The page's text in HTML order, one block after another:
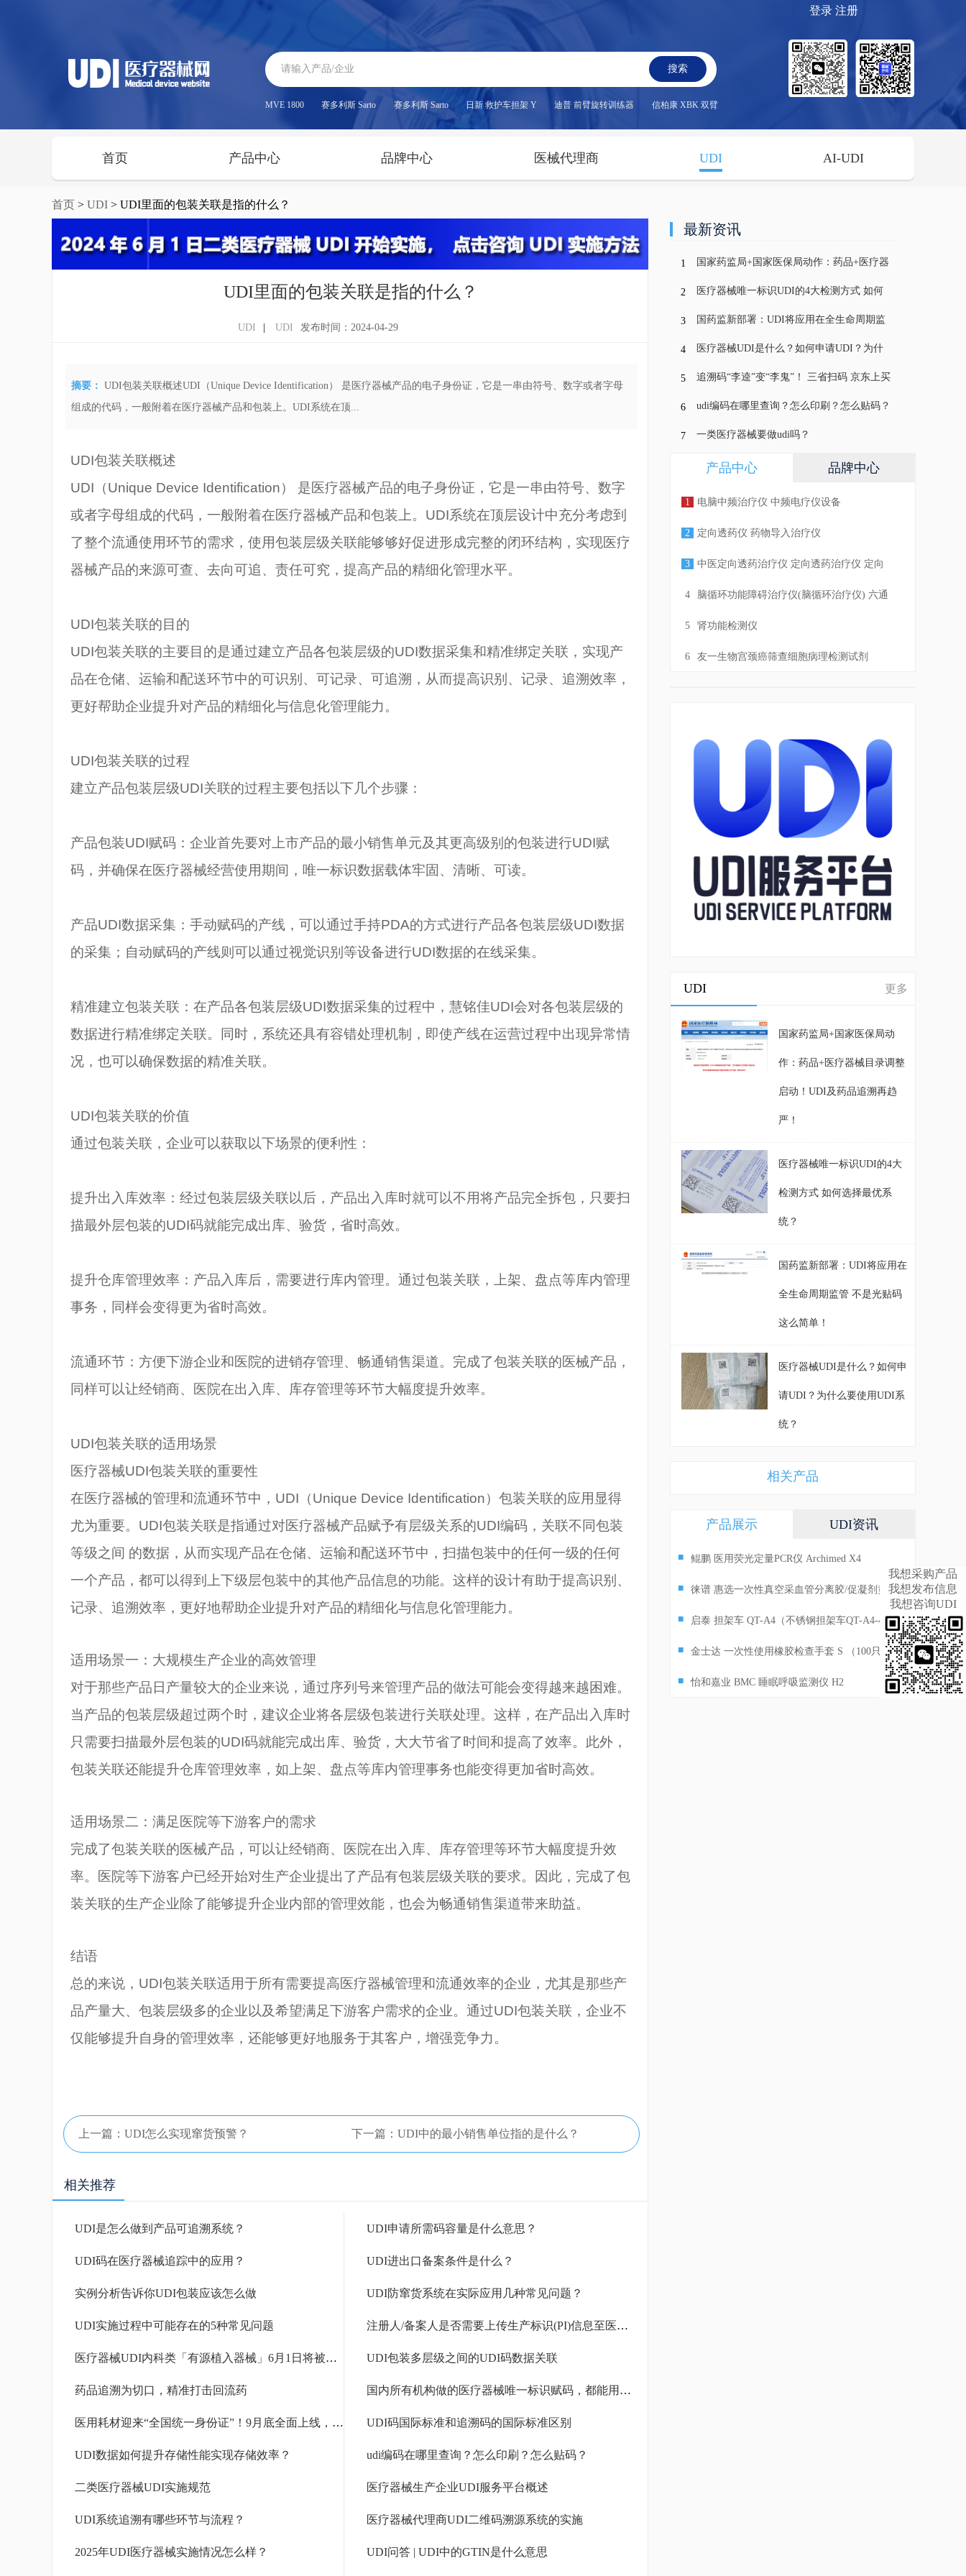
我想采购产品
我想发布信息
我想咨询UDI
登录 注册
搜索
MVE 1800 赛多利斯 Sarto 赛多利斯 Sarto 日新 救护车担架 Y 迪普 前臂旋转训练器 信柏康 XBK 双臂
首页 产品中心 品牌中心 医械代理商 UDI AI-UDI
首页 > UDI > UDI里面的包装关联是指的什么？
UDI里面的包装关联是指的什么？
UDI UDI 发布时间：2024-04-29
摘要： UDI包装关联概述UDI（Unique Device Identification） 是医疗器械产品的电子身份证，它是一串由符号、数字或者字母
组成的代码，一般附着在医疗器械产品和包装上。UDI系统在顶...
UDI包装关联概述
UDI （Unique Device Identification） 是医疗器械产品的电子身份证，它是一串由符号、数字
或者字母组成的代码，一般附着在医疗器械产品和包装上。UDI系统在顶层设计中充分考虑到
了整个流通使用环节的需求，使用包装层级关联能够够好促进形成完整的闭环结构，实现医疗
器械产品的来源可查、去向可追、责任可究，提高产品的精细化管理水平。
UDI包装关联的目的
UDI包装关联的主要目的是通过建立产品各包装层级的UDI数据采集和精准绑定关联，实现产
品在仓储、运输和配送环节中的可识别、可记录、可追溯，从而提高识别、记录、追溯效率，
更好帮助企业提升对产品的精细化与信息化管理能力。
UDI包装关联的过程
建立产品包装层级UDI关联的过程主要包括以下几个步骤：
产品包装UDI赋码：企业首先要对上市产品的最小销售单元及其更高级别的包装进行UDI赋
码，并确保在医疗器械经营使用期间，唯一标识数据载体牢固、清晰、可读。
产品UDI数据采集：手动赋码的产线，可以通过手持PDA的方式进行产品各包装层级UDI数据
的采集；自动赋码的产线则可以通过视觉识别等设备进行UDI数据的在线采集。
精准建立包装关联：在产品各包装层级UDI数据采集的过程中，慧铭佳UDI会对各包装层级的
数据进行精准绑定关联。同时，系统还具有容错处理机制，即使产线在运营过程中出现异常情
况，也可以确保数据的精准关联。
UDI包装关联的价值
通过包装关联，企业可以获取以下场景的便利性：
提升出入库效率：经过包装层级关联以后，产品出入库时就可以不用将产品完全拆包，只要扫
描最外层包装的UDI码就能完成出库、验货，省时高效。
提升仓库管理效率：产品入库后，需要进行库内管理。通过包装关联，上架、盘点等库内管理
事务，同样会变得更为省时高效。
流通环节：方便下游企业和医院的进销存管理、畅通销售渠道。完成了包装关联的医械产品，
同样可以让经销商、医院在出入库、库存管理等环节大幅度提升效率。
UDI包装关联的适用场景
医疗器械UDI包装关联的重要性
在医疗器械的管理和流通环节中，UDI（Unique Device Identification）包装关联的应用显得
尤为重要。UDI包装关联是指通过对医疗器械产品赋予有层级关系的UDI编码，关联不同包装
等级之间 的数据，从而实现产品在仓储、运输和配送环节中，扫描包装中的任何一级的任何
一个产品，都可以得到上下级层包装中的其他产品信息的功能。这样的设计有助于提高识别、
记录、追溯效率，更好地帮助企业提升对产品的精细化与信息化管理能力。
适用场景一：大规模生产企业的高效管理
对于那些产品日产量较大的企业来说，通过序列号来管理产品的做法可能会变得越来越困难。
当产品的包装层级超过两个时，建议企业将各层级包装进行关联处理。这样，在产品出入库时
只需要扫描最外层包装的UDI码就能完成出库、验货，大大节省了时间和提高了效率。此外，
包装关联还能提升仓库管理效率，如上架、盘点等库内管理事务也能变得更加省时高效。
适用场景二：满足医院等下游客户的需求
完成了包装关联的医械产品，可以让经销商、医院在出入库、库存管理等环节大幅度提升效
率。医院等下游客户已经开始对生产企业提出了产品有包装层级关联的要求。因此，完成了包
装关联的生产企业除了能够提升企业内部的管理效能，也会为畅通销售渠道带来助益。
结语
总的来说，UDI包装关联适用于所有需要提高医疗器械管理和流通效率的企业，尤其是那些产
品产量大、包装层级多的企业以及希望满足下游客户需求的企业。通过UDI包装关联，企业不
仅能够提升自身的管理效率，还能够更好地服务于其客户，增强竞争力。
上一篇：UDI怎么实现窜货预警？ 下一篇：UDI中的最小销售单位指的是什么？
相关推荐
UDI是怎么做到产品可追溯系统？
UDI码在医疗器械追踪中的应用？
实例分析告诉你UDI包装应该怎么做
UDI实施过程中可能存在的5种常见问题
医疗器械UDI内科类「有源植入器械」6月1日将被强制列入UDI实施
药品追溯为切口，精准打击回流药
医用耗材迎来“全国统一身份证”！9月底全面上线，行业迎来巨变
UDI数据如何提升存储性能实现存储效率？
二类医疗器械UDI实施规范
UDI系统追溯有哪些环节与流程？
2025年UDI医疗器械实施情况怎么样？
UDI申请所需码容量是什么意思？
UDI进出口备案条件是什么？
UDI防窜货系统在实际应用几种常见问题？
注册人/备案人是否需要上传生产标识(PI)信息至医疗器械唯一标识UDI数据库
UDI包装多层级之间的UDI码数据关联
国内所有机构做的医疗器械唯一标识赋码，都能用于出口吗？
UDI码国际标准和追溯码的国际标准区别
udi编码在哪里查询？怎么印刷？怎么贴码？
医疗器械生产企业UDI服务平台概述
医疗器械代理商UDI二维码溯源系统的实施
UDI问答 | UDI中的GTIN是什么意思
最新资讯
1
国家药监局+国家医保局动作：药品+医疗器
械目录调整启动！UDI及药品追溯再趋严！
2
医疗器械唯一标识UDI的4大检测方式 如何
选择最优系统？
3
国药监新部署：UDI将应用在全生命周期监
管 不是光贴码这么简单！
4
医疗器械UDI是什么？如何申请UDI？为什
么要使用UDI系统？
5
追溯码“李逵”变“李鬼”！ 三省扫码 京东上买
到“串药” 谁来监管？
6
udi编码在哪里查询？怎么印刷？怎么贴码？
7 一类医疗器械要做udi吗？
产品中心 品牌中心
1 电脑中频治疗仪 中频电疗仪设备
2 定向透药仪 药物导入治疗仪
3 中医定向透药治疗仪 定向透药治疗仪 定向
透药导入仪
4 脑循环功能障碍治疗仪(脑循环治疗仪) 六通
道 十输出
5 肾功能检测仪
6 友一生物宫颈癌筛查细胞病理检测试剂
UDI 更多
国家药监局+国家医保局动
作：药品+医疗器械目录调整
启动！UDI及药品追溯再趋
严！
医疗器械唯一标识UDI的4大
检测方式 如何选择最优系
统？
国药监新部署：UDI将应用在
全生命周期监管 不是光贴码
这么简单！
医疗器械UDI是什么？如何申
请UDI？为什么要使用UDI系
统？
相关产品
产品展示 UDI资讯
■ 鲲鹏 医用荧光定量PCR仪 Archimed X4
■ 徕谱 惠选一次性真空采血管分离胶/促凝剂黄
色5ml 玻璃H1
■ 启泰 担架车 QT-A4（不锈钢担架车QT-A4-4）
■ 金士达 一次性使用橡胶检查手套 S （100只/
盒 10盒/
■ 怡和嘉业 BMC 睡眠呼吸监测仪 H2